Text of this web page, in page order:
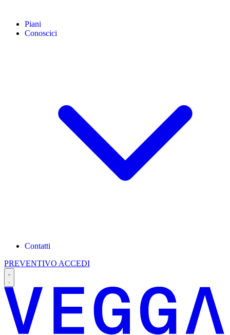
Piani
Conoscici
Contatti
PREVENTIVO ACCEDI